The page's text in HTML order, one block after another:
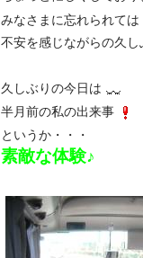
みなさまに忘れられて
不安を感じながらの久
久しぶりの今日は
半月前の私の出来事
というか・・・
素敵な体験♪